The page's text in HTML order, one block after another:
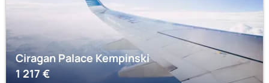
Ciragan Palace Kempinski
1 217€